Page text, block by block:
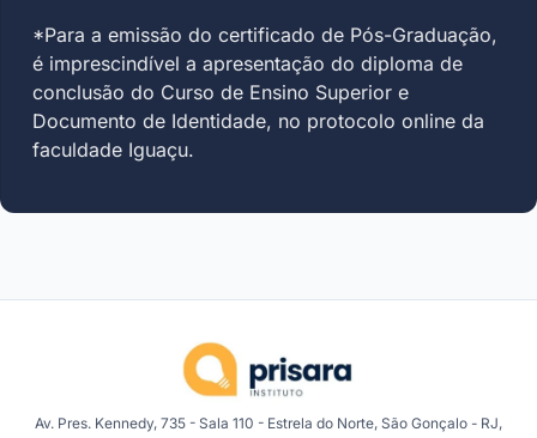
*Para a emissão do certificado de Pós-Graduação,
é imprescindível a apresentação do diploma de
conclusão do Curso de Ensino Superior e
Documento de Identidade, no protocolo online da
faculdade Iguaçu.
Av. Pres. Kennedy, 735 - Sala 110 - Estrela do Norte, São Gonçalo - RJ,